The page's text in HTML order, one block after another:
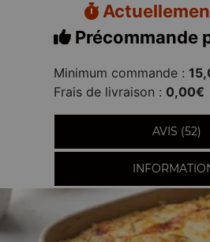
Précommande
Minimum commande :
Frais de livraison : 0,00€
AVIS (52)